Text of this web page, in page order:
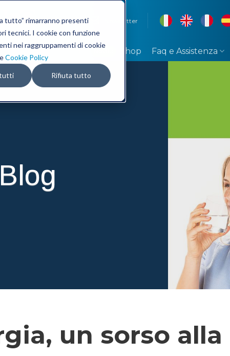
tutto” rimarranno presenti
tecnici. I cookie con funzione
nei raggruppamenti di cookie
eCookie Policy
Rifiuta tutto
Newsletter
Vide Blog Shop Faq e Assistenza
un sorso alla